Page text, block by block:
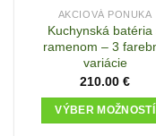
The
options
may
be
chosen
on
AKCIOVÁ PONUKA
Kuchynská batéria
ramenom – 3
variácie
210.00€
VÝBER MOŽNOSTÍ